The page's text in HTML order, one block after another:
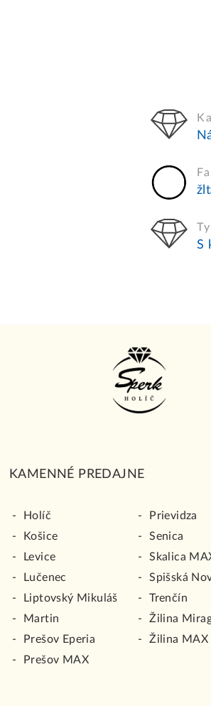
S
KAMENNÉ PREDAJNE
Holíč
Košice
Levice
Lučenec
Liptovský Mikuláš
Martin
Prešov Eperia
Prešov MAX
Prievidza
Senica
Skalica
Spišská
Trenčín
Žilina
Žilina MAX